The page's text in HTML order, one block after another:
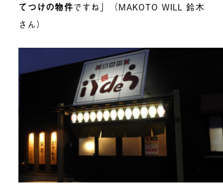
てつけの物件ですね」（MAKOTO WILL 鈴木
さん）